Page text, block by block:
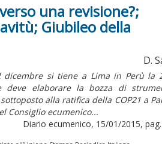
una revisione?;
Giubileo della
D.
dicembre si tiene a Lima in Perù la
deve elaborare la bozza di
alla ratifica della COP21 a
Consiglio ecumenico...
Diario ecumenico, 15/01/2015, pag.